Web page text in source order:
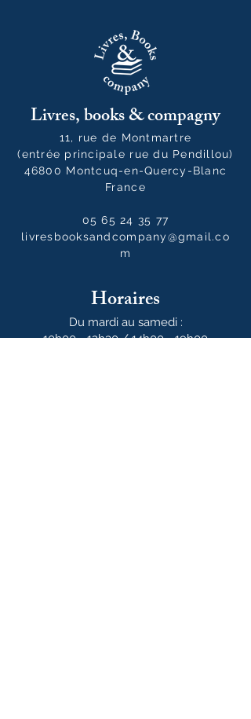
Livres, books & compagny
11, rue de Montmartre
(entrée principale rue du Pendillou)
46800 Montcuq-en-Quercy-Blanc
France
05 65 24 35 77
livresbooksandcompany@gmail.co
m
Horaires
Du mardi au samedi :
10h00 - 12h30 / 14h00 - 19h00